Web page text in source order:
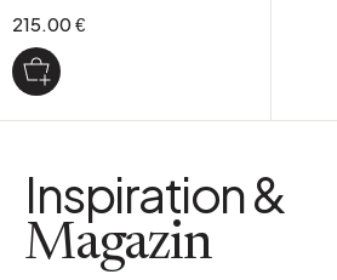
215.00 €
Inspiration &
Magazin